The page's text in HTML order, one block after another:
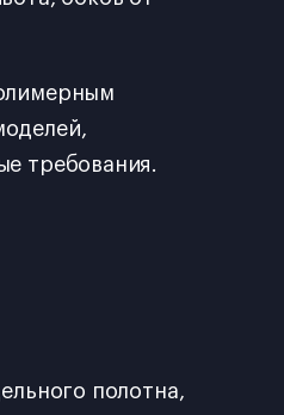
требования.
полотна,